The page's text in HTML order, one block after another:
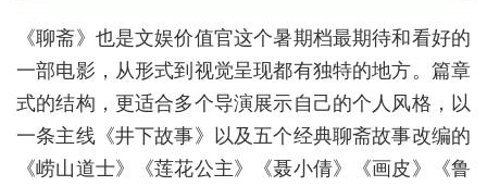
《聊斋》也是文娱价值官这个暑期档最期待和看好的
一部电影，从形式到视觉呈现都有独特的地方。篇章
式的结构，更适合多个导演展示自己的个人风格，以
一条主线《井下故事》以及五个经典聊斋故事改编的
《崂山道士》《莲花公主》《聂小倩》《画皮》《鲁